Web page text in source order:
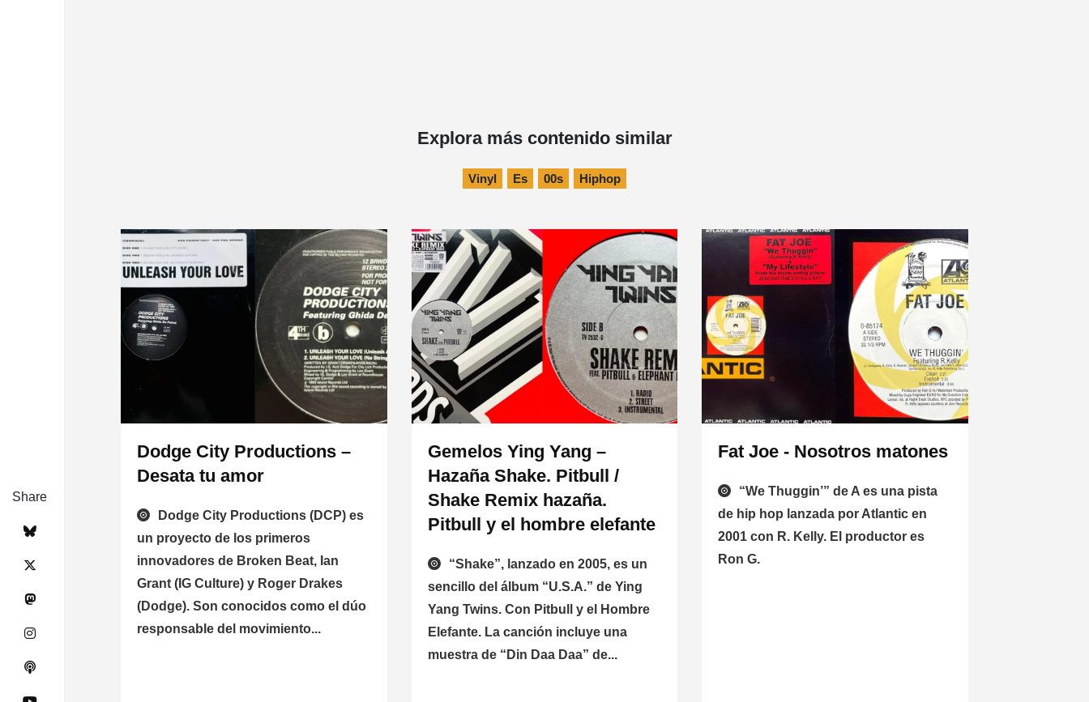
Share
Explora más contenido similar
Vinyl Es 00s Hiphop
Dodge City Productions –
Desata tu amor
Dodge City Productions (DCP) es
un proyecto de los primeros
innovadores de Broken Beat, Ian
Grant (IG Culture) y Roger Drakes
(Dodge). Son conocidos como el dúo
responsable del movimiento...
Gemelos Ying Yang –
Hazaña Shake. Pitbull /
Shake Remix hazaña.
Pitbull y el hombre elefante
“Shake”, lanzado en 2005, es un
sencillo del álbum “U.S.A.” de Ying
Yang Twins. Con Pitbull y el Hombre
Elefante. La canción incluye una
muestra de “Din Daa Daa” de...
Fat Joe - Nosotros matones
“We Thuggin’” de A es una pista
de hip hop lanzada por Atlantic en
2001 con R. Kelly. El productor es
Ron G.